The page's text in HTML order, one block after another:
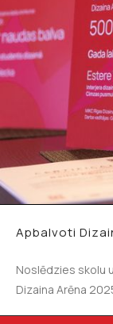
Apbalvoti
Noslēdzies skolu
Dizaina Arēna